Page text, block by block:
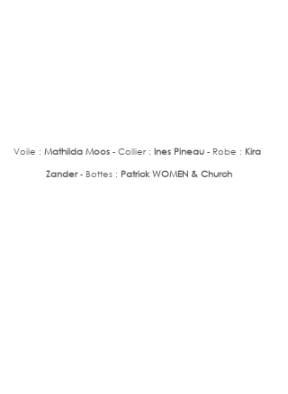
Voile : Mathilda Moos - Collier : Ines Pineau - Robe : Kira
Zander - Bottes : Patrick WOMEN & Church